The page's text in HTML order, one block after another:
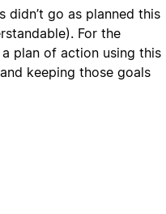
didn’t go as planned this
For the
plan of action using this
keeping those goals